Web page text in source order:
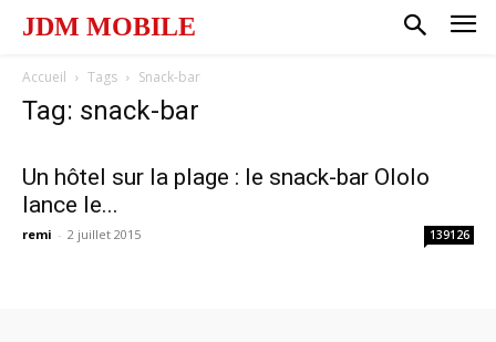
JDM MOBILE
Accueil Tags Snack-bar
Tag: snack-bar
Un hôtel sur la plage : le snack-bar Ololo
lance le...
remi - 2 juillet 2015 139126